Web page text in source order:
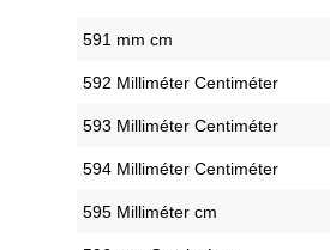
591 mm cm
592 Milliméter Centiméter
593 Milliméter Centiméter
594 Milliméter Centiméter
595 Milliméter cm